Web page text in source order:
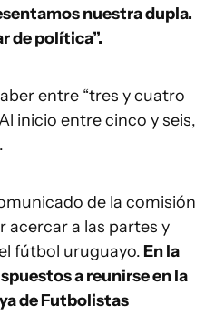
nuestra dupla.
de política”.
entre “tres y cuatro
inicio entre cinco y seis,
de la comisión
a las partes y
fútbol uruguayo. En la
a reunirse en la
de Futbolistas